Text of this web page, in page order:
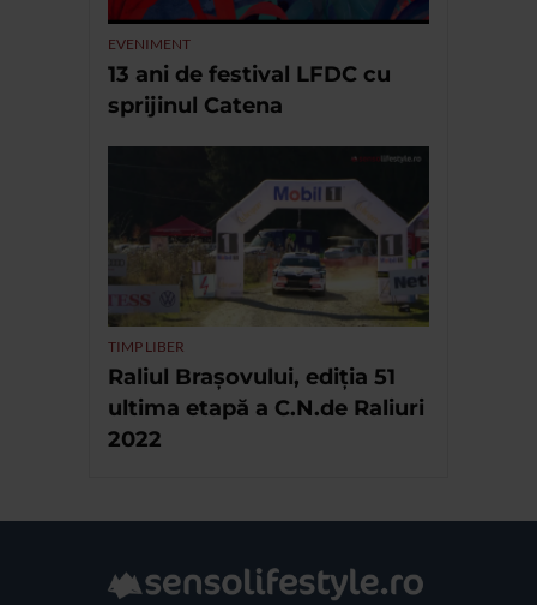
EVENIMENT
13 ani de festival LFDC cu
sprijinul Catena
TIMP LIBER
Raliul Brașovului, ediția 51
ultima etapă a C.N.de Raliuri
2022